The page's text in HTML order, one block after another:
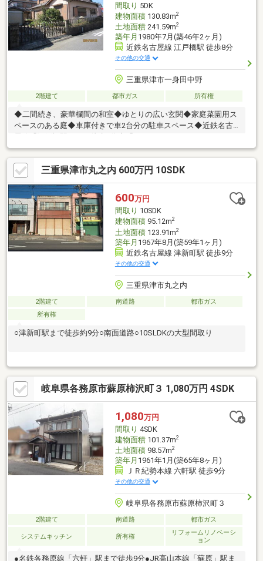
間取り 5DK
建物面積130.83m2
土地面積241.59m2
築年月 1980年7月(築46年2ヶ月)
近鉄名古屋線 江戸橋駅 徒歩8分
その他の交通
三重県津市一身田中野
2階建て 都市ガス 所有権
◆二間続き、豪華欄間の和室◆ゆとりの広い玄関◆家庭菜園用ス
ペースのある庭◆車庫付きで車2台分の駐車スペース◆近鉄名古
ック 一身田店」まで車で3分
三重県津市丸之内 600万円 10SDK
600万円
間取り 10SDK
建物面積95.12m2
土地面積123.91m2
築年月 1967年8月(築59年1ヶ月)
近鉄名古屋線 津新町駅 徒歩9分
その他の交通
三重県津市丸之内
2階建て 南道路
都市ガス
所有権
○津新町駅まで徒歩約9分○南面道路○10SLDKの大型間取り
岐阜県各務原市蘇原柿沢町３ 1,080万円 4SDK
1,080万円
間取り 4SDK
建物面積101.37m2
土地面積98.57m2
築年月 1961年1月(築65年8ヶ月)
ＪＲ紀勢本線 六軒駅 徒歩9分
その他の交通
岐阜県各務原市蘇原柿沢町３
2階建て 南道路 都市ガス
システムキッチン 所有権
リフォームリノベーシ
ョン
●名鉄各務原線「六軒」駅まで徒歩9分●JR高山本線「蘇原」駅ま